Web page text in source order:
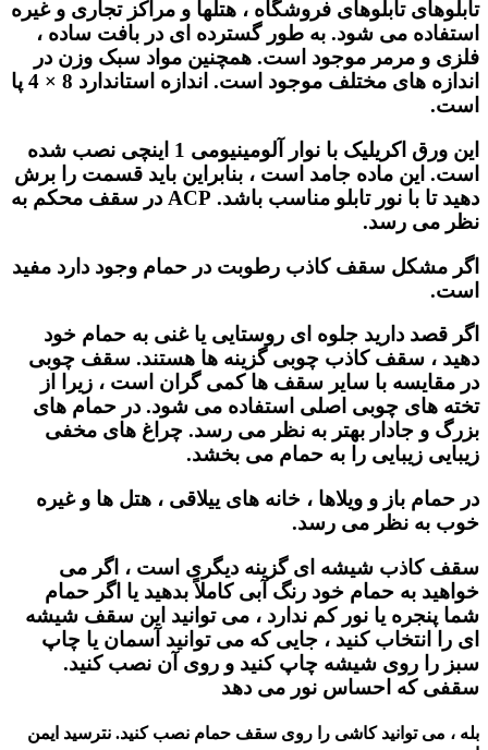
تابلوهای تابلوهای فروشگاه ، هتلها و مراکز تجاری و غیره
استفاده می شود. به طور گسترده ای در بافت ساده ،
فلزی و مرمر موجود است. همچنین مواد سبک وزن در
اندازه های مختلف موجود است. اندازه استاندارد 8 × 4 پا
است.
این ورق اکریلیک با نوار آلومینیومی 1 اینچی نصب شده
است. این ماده جامد است ، بنابراین باید قسمت را برش
دهید تا با نور تابلو مناسب باشد. ACP در سقف محکم به
نظر می رسد.
اگر مشکل سقف کاذب رطوبت در حمام وجود دارد مفید
است.
اگر قصد دارید جلوه ای روستایی یا غنی به حمام خود
دهید ، سقف کاذب چوبی گزینه ها هستند. سقف چوبی
در مقایسه با سایر سقف ها کمی گران است ، زیرا از
تخته های چوبی اصلی استفاده می شود. در حمام های
بزرگ و جادار بهتر به نظر می رسد. چراغ های مخفی
زیبایی زیبایی را به حمام می بخشد.
در حمام باز و ویلاها ، خانه های ییلاقی ، هتل ها و غیره
خوب به نظر می رسد.
سقف کاذب شیشه ای گزینه دیگری است ، اگر می
خواهید به حمام خود رنگ آبی کاملاً بدهید یا اگر حمام
شما پنجره یا نور کم ندارد ، می توانید این سقف شیشه
ای را انتخاب کنید ، جایی که می توانید آسمان یا چاپ
سبز را روی شیشه چاپ کنید و روی آن نصب کنید.
سقفی که احساس نور می دهد
بله ، می توانید کاشی را روی سقف حمام نصب کنید. نترسید ایمن